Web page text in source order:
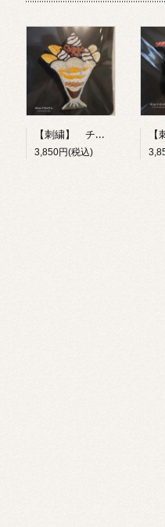
【刺繍】 チョコレートパフェ 【ポコルテポコチル】
3,850円(税込)